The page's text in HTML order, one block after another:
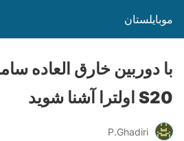
موبایلستان
با دوربین خارق العاده
S20 اولترا آشنا شوید
P.Ghadiri